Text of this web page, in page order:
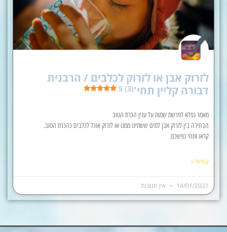
לזרוק אבן או לזרוק לכלבים / הרבנית
דבורה קליין תחי'5 (3)
מאמר נפלא לפרשת שמות על ענין הכרת הטוב
הבחירה בין לזרוק אבן למים ששתינו ממנו או לזרוק אוכל לכלבים כהכרת הטוב.
קראו ותחי נפשכם
קרא עוד »
14/01/2021 אין תגובות